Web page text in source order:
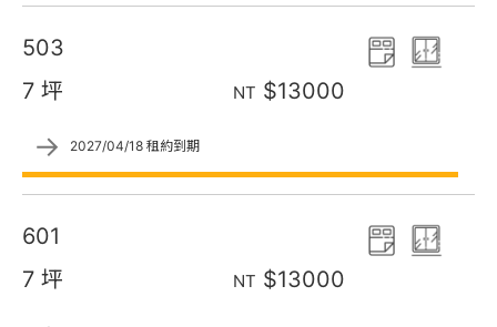
503
7 坪
NT $13000
→ 2027/04/18 租約到期
601
7 坪
NT $13000